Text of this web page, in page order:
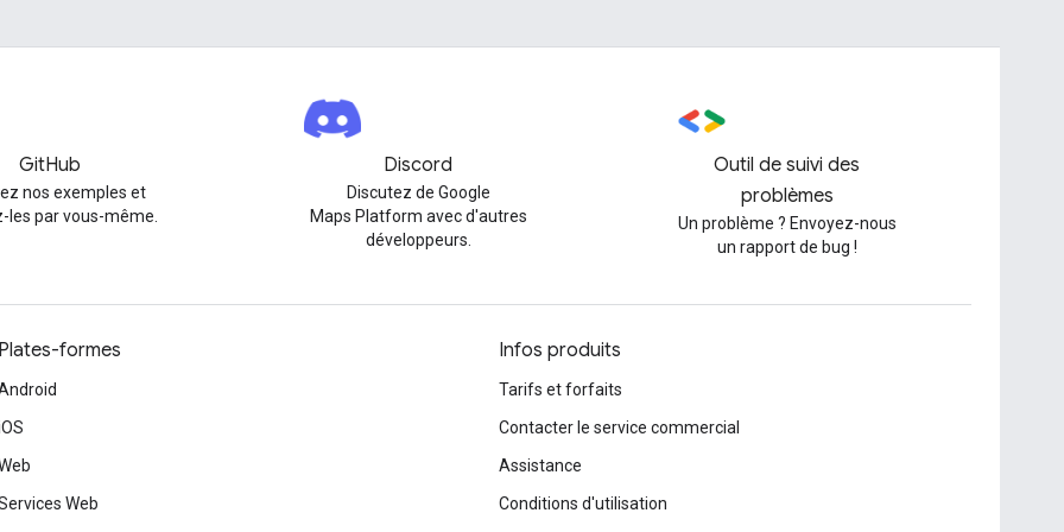
GitHub
nos exemples et
les par vous-même.
Discord
Discutez de Google
Maps Platform avec d'autres
développeurs.
Outil de suivi des
problèmes
Un problème ? Envoyez-nous
un rapport de bug !
Plates-formes
Web
Infos produits
Tarifs et forfaits
Contacter le service commercial
Assistance
Conditions d'utilisation